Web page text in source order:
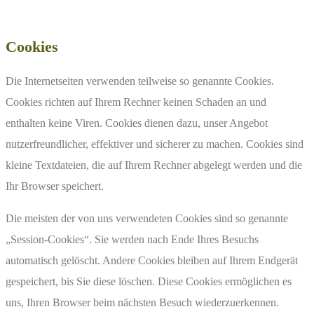
Cookies
Die Internetseiten verwenden teilweise so genannte Cookies.
Cookies richten auf Ihrem Rechner keinen Schaden an und
enthalten keine Viren. Cookies dienen dazu, unser Angebot
nutzerfreundlicher, effektiver und sicherer zu machen. Cookies sind
kleine Textdateien, die auf Ihrem Rechner abgelegt werden und die
Ihr Browser speichert.
Die meisten der von uns verwendeten Cookies sind so genannte
„Session-Cookies“. Sie werden nach Ende Ihres Besuchs
automatisch gelöscht. Andere Cookies bleiben auf Ihrem Endgerät
gespeichert, bis Sie diese löschen. Diese Cookies ermöglichen es
uns, Ihren Browser beim nächsten Besuch wiederzuerkennen.